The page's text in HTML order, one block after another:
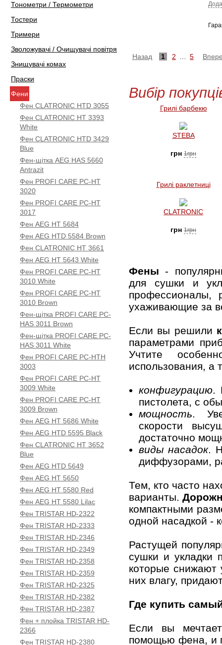
Тонометри / Термометри
Тостери
Тримери
Зволожувачі / Очищувачі повітря
Знищувачі комах
Праски
Фени
Фен CLATRONIC HTD 3055
Фен CLATRONIC HT 3393
White
Фен CLATRONIC HTD 3429
Blue
Фен-щітка AEG HAS 5660
Antrazit
Фен PROFI CARE PC-HT
3020
Фен PROFI CARE PC-HT
3017
Фен AEG HT 5684
Фен AEG HTD 5584 Brown
Фен CLATRONIC HT 3661
Фен AEG HT 5643 White
Фен PROFI CARE PC-HT
3010 White
Фен PROFI CARE PC-HT
3010 Brown
Фен-щітка PROFI CARE PC-
HAS 3011 Brown
Фен-щітка PROFI CARE PC-
HAS 3011 White
Фен PROFI CARE PC-HTH
3003
Фен PROFI CARE PC-HT
3009 White
Фен PROFI CARE PC-HT
3009 Brown
Фен AEG HT 5686 White
Фен AEG HTD 5595 Black
Фен CLATRONIC HT 3652
Blue
Фен AEG HTD 5649
Фен AEG HT 5650
Фен AEG HT 5580 Red
Фен AEG HT 5580 Lilac
Фен TRISTAR HD-2322
Фен TRISTAR HD-2333
Фен TRISTAR HD-2346
Фен TRISTAR HD-2349
Фен TRISTAR HD-2358
Фен TRISTAR HD-2359
Фен TRISTAR HD-2325
Фен TRISTAR HD-2382
Фен TRISTAR HD-2387
Фен + плойка TRISTAR HD-
2366
Фен TRISTAR HD-2380
Назад 1 2 5
Вибір
Грилі барбекю
STEBA
грн 1грн
Грилі раклетниці
CLATRONIC
грн 1грн
Фены -
для сушки и
ухаживающие за
Если вы решили
параметрами
Учтите
использования, а
конфигурацию.
пистолета, с
мощность.
скорости
достаточно
виды насадок.
диффузорами,
Тем, кто часто
варианты.
компактными
одной насадкой -
Растущей
сушки и укладки
которые снижают
них влагу,
Где купить
Если вы
помощью фена, и